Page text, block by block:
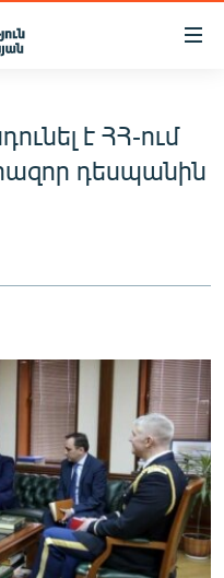
է ՀՀ-ում
դեսպանին